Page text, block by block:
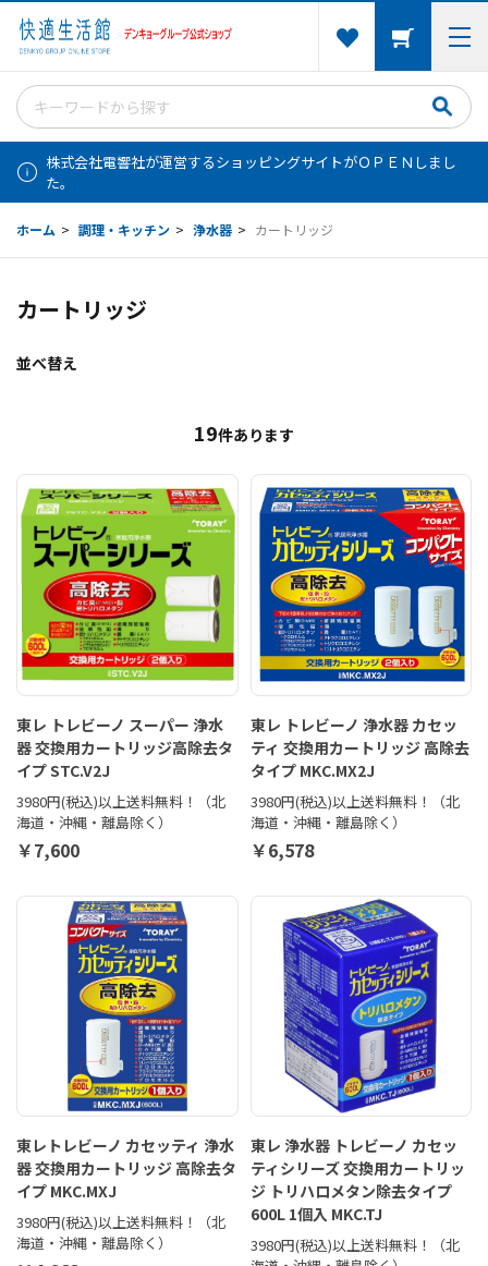
株式会社電響社が運営するショッピングサイトがＯＰＥＮしまし
た。
ホーム > 調理・キッチン > 浄水器 > カートリッジ
カートリッジ
並べ替え
19件あります
東レ トレビーノ スーパー 浄水
器 交換用カートリッジ高除去タ
イプ STC.V2J
3980円(税込)以上送料無料！（北
海道・沖縄・離島除く）
￥7,600
東レ トレビーノ 浄水器 カセッ
ティ 交換用カートリッジ 高除去
タイプ MKC.MX2J
3980円(税込)以上送料無料！（北
海道・沖縄・離島除く）
￥6,578
東レトレビーノ カセッティ 浄水
器 交換用カートリッジ 高除去タ
イプ MKC.MXJ
3980円(税込)以上送料無料！（北
海道・沖縄・離島除く）
東レ 浄水器 トレビーノ カセッ
ティシリーズ 交換用カートリッ
ジ トリハロメタン除去タイプ
600L 1個入 MKC.TJ
3980円(税込)以上送料無料！（北